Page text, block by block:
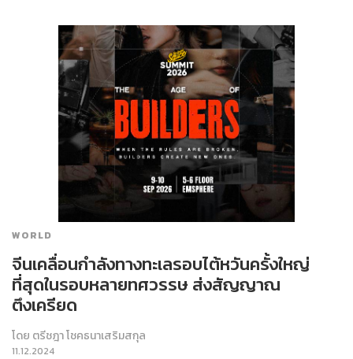
WORLD
จีนเคลื่อนกำลังทางทะเลรอบไต้หวันครั้งใหญ่
ที่สุดในรอบหลายทศวรรษ ส่งสัญญาณ
ตึงเครียด
โดย ตรีชฎา โชคธนาเสริมสกุล
11.12.2024